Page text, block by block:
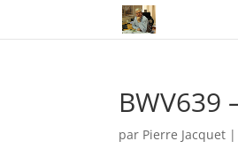
BWV639
par Pierre Jacquet |